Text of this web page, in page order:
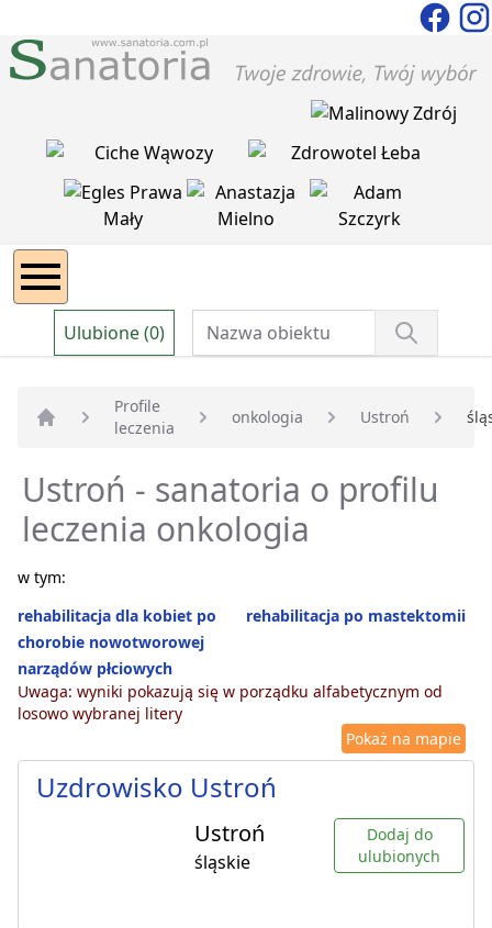
Ulubione (0)
Strona główna
Profile
leczenia
onkologia Ustroń
Ustroń - sanatoria o profilu
leczenia onkologia
w tym:
rehabilitacja dla kobiet po
chorobie nowotworowej
narządów płciowych
rehabilitacja po mastektomii
Uwaga: wyniki pokazują się w porządku alfabetycznym od
losowo wybranej litery
Pokaż na mapie
Uzdrowisko Ustroń
Ustroń
śląskie
Dodaj do
ulubionych